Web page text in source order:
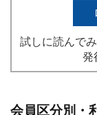
試しに読んで
発
会員区分別・